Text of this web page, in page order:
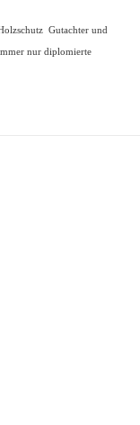
Gutachter und
nur diplomierte